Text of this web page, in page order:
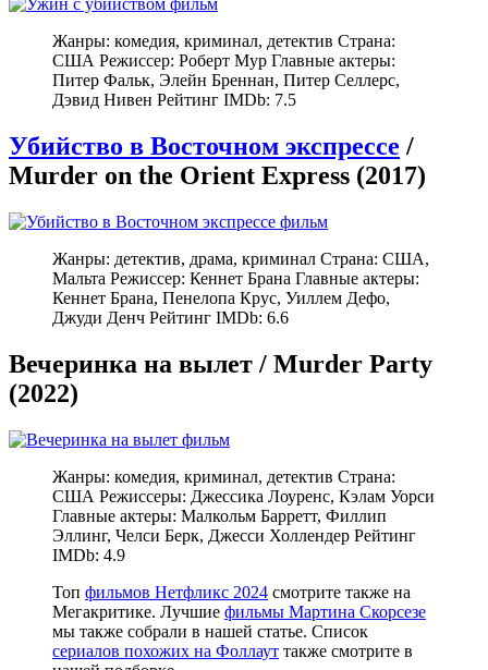
Жанры: комедия, криминал, детектив Страна:
США Режиссер: Роберт Мур Главные актеры:
Питер Фальк, Элейн Бреннан, Питер Селлерс,
Дэвид Нивен Рейтинг IMDb: 7.5
Убийство в Восточном экспрессе /
Murder on the Orient Express (2017)
Жанры: детектив, драма, криминал Страна: США,
Мальта Режиссер: Кеннет Брана Главные актеры:
Кеннет Брана, Пенелопа Крус, Уиллем Дефо,
Джуди Денч Рейтинг IMDb: 6.6
Вечеринка на вылет / Murder Party
(2022)
Жанры: комедия, криминал, детектив Страна:
США Режиссеры: Джессика Лоуренс, Кэлам Уорси
Главные актеры: Малкольм Барретт, Филлип
Эллинг, Челси Берк, Джесси Холлендер Рейтинг
IMDb: 4.9
Топ фильмов Нетфликс 2024 смотрите также на
Мегакритике. Лучшие фильмы Мартина Скорсезе
мы также собрали в нашей статье. Список
сериалов похожих на Фоллаут также смотрите в